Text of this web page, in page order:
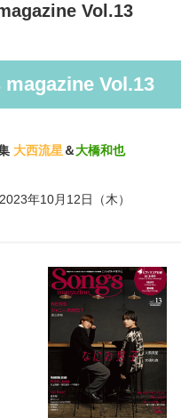
Vol.13
magazine Vol.13
大西流星＆大橋和也
年10月12日（木）